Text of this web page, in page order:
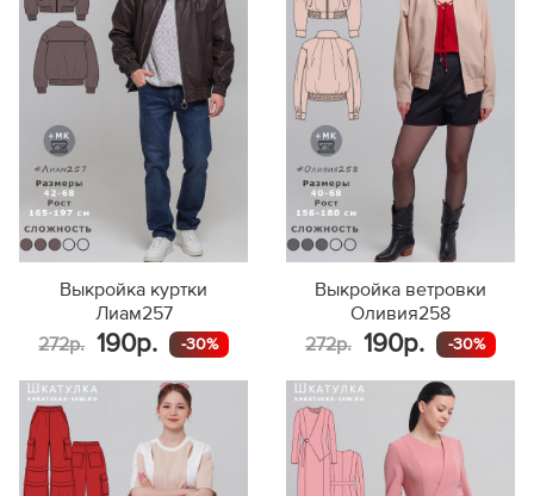
Выкройка куртки
Лиам257
272р.
190р. -30%
Выкройка ветровки
Оливия258
272р.
190р. -30%